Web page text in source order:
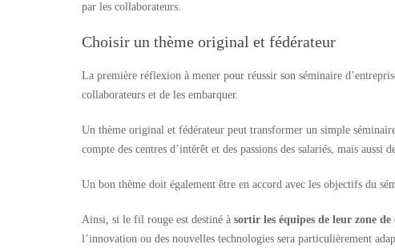
par les collaborateurs.
Choisir un thème original et fédérateur
La première réflexion à mener pour réussir son séminaire
collaborateurs et de les embarquer.
Un thème original et fédérateur peut transformer un simple
compte des centres d’intérêt et des passions des salariés, mais aussi
Un bon thème doit également être en accord avec les objectifs du
Ainsi, si le fil rouge est destiné à sortir les équipes de leur zone
l’innovation ou des nouvelles technologies sera particulièrement